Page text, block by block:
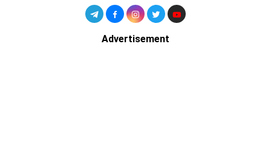
Advertisement